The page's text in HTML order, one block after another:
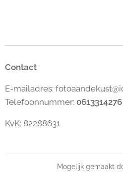
Contact
E-mailadres:
Telefoonnummer: 0613314276
KvK: 82288631
Mogelijk gemaakt